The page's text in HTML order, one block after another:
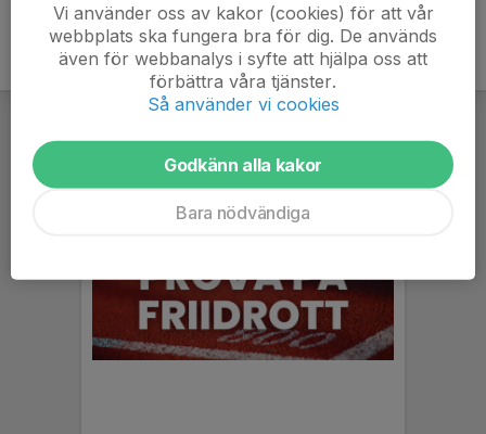
Vi använder oss av kakor (cookies) för att vår
webbplats ska fungera bra för dig. De används
även för webbanalys i syfte att hjälpa oss att
förbättra våra tjänster.
Så använder vi cookies
Godkänn alla kakor
Bara nödvändiga